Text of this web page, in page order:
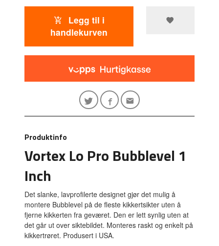
Legg til i
handlekurven
Produktinfo
Vortex Lo Pro Bubblevel 1
Inch
Det slanke, lavprofilerte designet gjør det mulig å
montere Bubblevel på de fleste kikkertsikter uten å
fjerne kikkerten fra geværet. Den er lett synlig uten at
det går ut over siktebildet. Monteres raskt og enkelt på
kikkertrøret. Produsert i USA.